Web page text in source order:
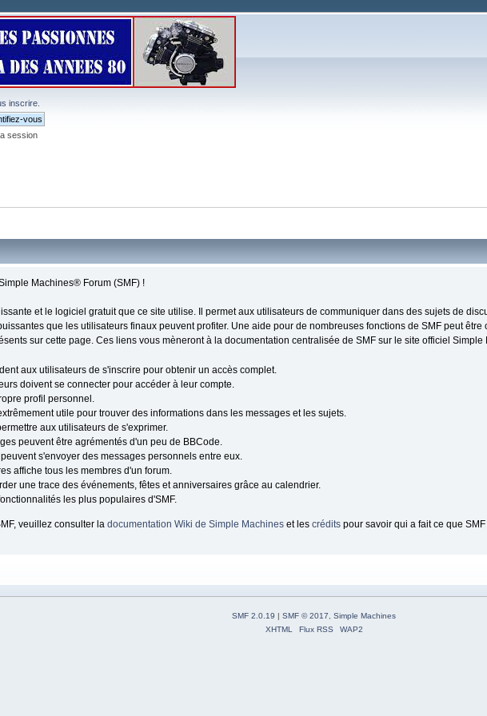
inscrire
session
Machines® Forum (SMF) !
et le logiciel gratuit que ce site utilise. Il permet aux utilisateurs de communiquer dans des sujets de
que les utilisateurs finaux peuvent profiter. Une aide pour de nombreuses fonctions de SMF peut
sur cette page. Ces liens vous mèneront à la documentation centralisée de SMF sur le site officiel Simple
aux utilisateurs de s'inscrire pour obtenir un accès complet.
doivent se connecter pour accéder à leur compte.
profil personnel.
utile pour trouver des informations dans les messages et les sujets.
aux utilisateurs de s'exprimer.
peuvent être agrémentés d'un peu de BBCode.
s'envoyer des messages personnels entre eux.
affiche tous les membres d'un forum.
une trace des événements, fêtes et anniversaires grâce au calendrier.
les plus populaires d'SMF.
veuillez consulter ladocumentation Wiki de Simple Machines et lescrédits pour savoir qui a fait ce que SMF
SMF 2.0.19 | SMF © 2017, Simple Machines
XHTML
Flux RSS WAP2